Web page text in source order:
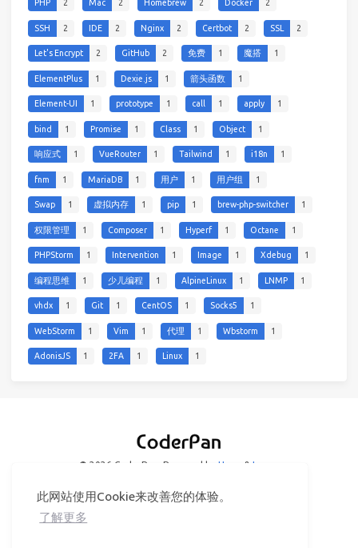
此网站使用Cookie来改善您的体验。
了解更多
PHP 2 Mac 2 Homebrew 2 Docker 2
SSH 2 IDE 2 Nginx 2 Certbot 2 SSL 2
Let's Encrypt 2 GitHub 2 免费 1 魔搭 1
ElementPlus 1 Dexie.js 1 箭头函数 1
Element-UI 1 prototype 1 call 1 apply 1
bind 1 Promise 1 Class 1 Object 1
响应式 1 VueRouter 1 Tailwind 1 i18n 1
fnm 1 MariaDB 1 用户 1 用户组 1
Swap 1 虚拟内存 1 pip 1 brew-php-switcher 1
权限管理 1 Composer 1 Hyperf 1 Octane 1
PHPStorm 1 Intervention 1 Image 1 Xdebug 1
编程思维 1 少儿编程 1 AlpineLinux 1 LNMP 1
vhdx 1 Git 1 CentOS 1 Socks5 1
WebStorm 1 Vim 1 代理 1 Wbstorm 1
AdonisJS 1 2FA 1 Linux 1
© 2026 CoderPan Powered by Hexo & Icarus